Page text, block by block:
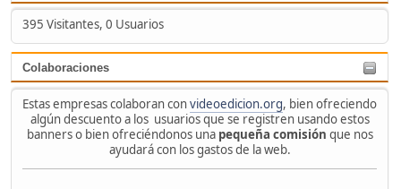
395 Visitantes, 0 Usuarios
Colaboraciones
Estas empresas colaboran convideoedicion.org, bien ofreciendo
algún descuento a los usuarios que se registren usando estos
banners o bien ofreciéndonos una pequeña comisión que nos
ayudará con los gastos de la web.